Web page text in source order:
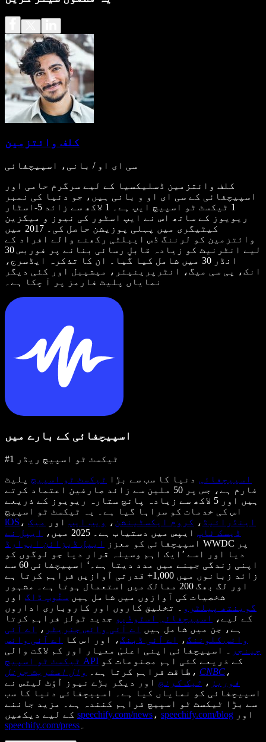
کلف وائتزمین
سی ای او / بانی، اسپیچفائی
کلف وائتزمین ڈسلیکسیا کے لیے سرگرم حامی اور
اسپیچفائی کے سی ای او و بانی ہیں، جو دنیا کی نمبر
1 ٹیکسٹ ٹو اسپیچ ایپ ہے۔ 1 لاکھ سے زائد 5-اسٹار
ریویوز کے ساتھ اس نے ایپ اسٹور کی نیوز و میگزین
کیٹیگری میں پہلی پوزیشن حاصل کی۔ 2017 میں
وائتزمین کو لرننگ ڈس ایبلٹی رکھنے والے افراد کے
لیے انٹرنیٹ کو زیادہ قابلِ رسائی بنانے پر فوربس 30
انڈر 30 میں شامل کیا گیا۔ ان کا تذکرہ ایڈسرج،
انک، پی سی میگ، انٹرپرینیئر، میشیبل اور کئی دیگر
نمایاں پلیٹ فارمز پر آ چکا ہے۔
اسپیچفائی کے بارے میں
#1 ٹیکسٹ ٹو اسپیچ ریڈر
اسپیچفائی دنیا کا سب سے بڑا ٹیکسٹ ٹو اسپیچ پلیٹ
فارم ہے، جس پر 50 ملین سے زائد صارفین اعتماد کرتے
ہیں اور 5 لاکھ سے زیادہ پانچ ستارہ ریویوز کے ذریعے
اس کی خدمات کو سراہا گیا ہے۔ یہ ٹیکسٹ ٹو اسپیچ
iOS ، اینڈرائیڈ ، کروم ایکسٹینشن ، ویب ایپ اور
میک
ڈیسک ٹاپ ایپس میں دستیاب ہے۔ 2025 میں،
ایپل نے
اسپیچفائی کو معزز
ایپل ڈیزائن ایوارڈ
WWDC پر
دیا اور اسے ’ایک اہم وسیلہ قرار دیا جو لوگوں کو
اپنی زندگی جینے میں مدد دیتا ہے۔‘ اسپیچفائی 60 سے
زائد زبانوں میں 1,000+ قدرتی آوازیں فراہم کرتا ہے
اور لگ بھگ 200 ممالک میں استعمال ہوتا ہے۔ مشہور
شخصیات کی آوازوں میں شامل ہیں سنُوپ ڈاگ اور
گوینتھ پیلٹرو
۔ تخلیق کاروں اور کاروباری اداروں
کے لیے،
اسپیچفائی اسٹوڈیو جدید ٹولز فراہم کرتا
ہے، جن میں شامل ہیں اے آئی وائس جنریٹر ،
اے آئی
وائس کلوننگ، اے آئی ڈبنگ، اور اس کا
اے آئی وائس
چینجر
۔ اسپیچفائی اپنی اعلیٰ معیار اور کم لاگت والی
ٹیکسٹ ٹو اسپیچ API
طاقت فراہم کرتا ہے۔
وال اسٹریٹ جرنل ، CNBC ،
فوربز ، ٹیک کرنچ اور دیگر بڑے نیوز آؤٹ لیٹس نے
اسپیچفائی کو نمایاں کیا ہے۔ اسپیچفائی دنیا کا سب
سے بڑا ٹیکسٹ ٹو اسپیچ فراہم کنندہ ہے۔ مزید جاننے
speechify.com/news ، speechify.com/blog اور
speechify.com/press